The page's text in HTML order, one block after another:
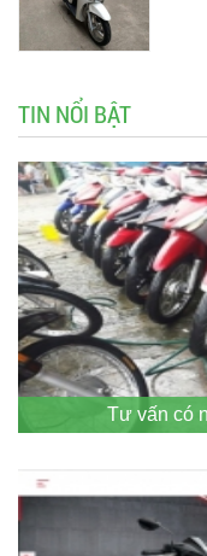
TIN NỔI BẬT
Tư vấn có